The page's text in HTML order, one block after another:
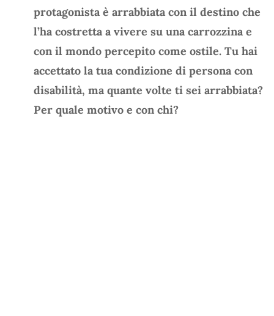
protagonista è arrabbiata con il destino che
l’ha costretta a vivere su una carrozzina e
con il mondo percepito come ostile. Tu hai
accettato la tua condizione di persona con
disabilità, ma quante volte ti sei arrabbiata?
Per quale motivo e con chi?